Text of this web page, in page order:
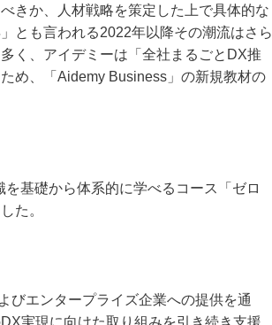
きか、人材戦略を策定した上で具体的な
とも言われる2022年以降その潮流はさら
く、アイデミーは「全社まるごとDX推
め、「Aidemy Business」の新規教材の
基礎から体系的に学べるコース「ゼロ
た。
エンタープライズ企業への提供を通